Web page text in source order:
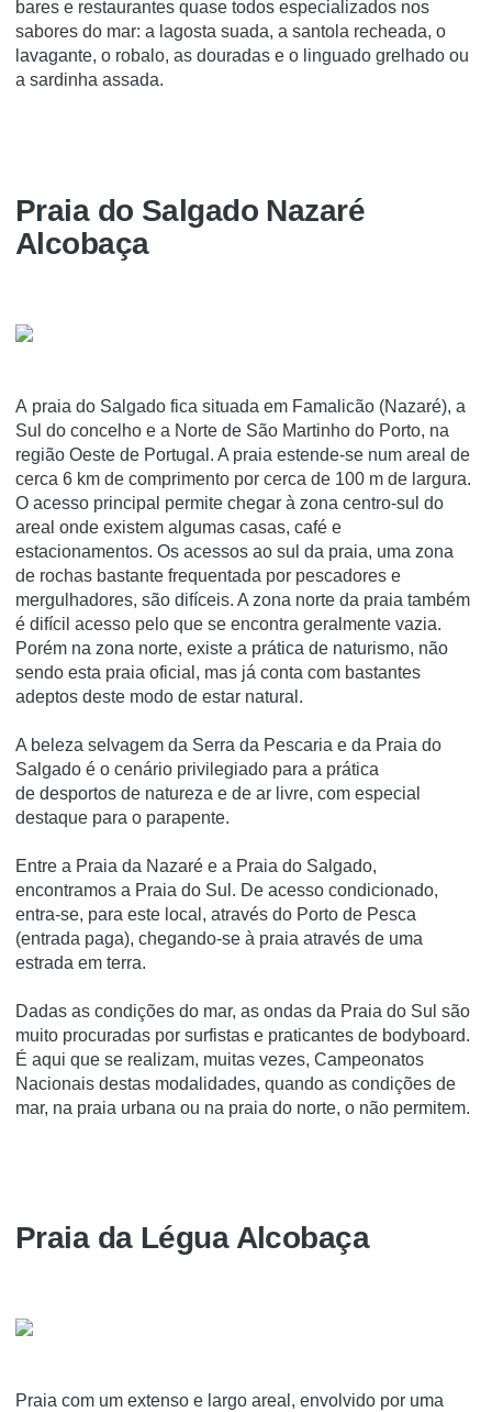
bares e restaurantes quase todos especializados nos
sabores do mar: a lagosta suada, a santola recheada, o
lavagante, o robalo, as douradas e o linguado grelhado ou
a sardinha assada.
Praia do Salgado Nazaré
Alcobaça
A praia do Salgado fica situada em Famalicão (Nazaré), a
Sul do concelho e a Norte de São Martinho do Porto, na
região Oeste de Portugal. A praia estende-se num areal de
cerca 6 km de comprimento por cerca de 100 m de largura.
O acesso principal permite chegar à zona centro-sul do
areal onde existem algumas casas, café e
estacionamentos. Os acessos ao sul da praia, uma zona
de rochas bastante frequentada por pescadores e
mergulhadores, são difíceis. A zona norte da praia também
é difícil acesso pelo que se encontra geralmente vazia.
Porém na zona norte, existe a prática de naturismo, não
sendo esta praia oficial, mas já conta com bastantes
adeptos deste modo de estar natural.
A beleza selvagem da Serra da Pescaria e da Praia do
Salgado é o cenário privilegiado para a prática
de desportos de natureza e de ar livre, com especial
destaque para o parapente.
Entre a Praia da Nazaré e a Praia do Salgado,
encontramos a Praia do Sul. De acesso condicionado,
entra-se, para este local, através do Porto de Pesca
(entrada paga), chegando-se à praia através de uma
estrada em terra.
Dadas as condições do mar, as ondas da Praia do Sul são
muito procuradas por surfistas e praticantes de bodyboard.
É aqui que se realizam, muitas vezes, Campeonatos
Nacionais destas modalidades, quando as condições de
mar, na praia urbana ou na praia do norte, o não permitem.
Praia da Légua Alcobaça
Praia com um extenso e largo areal, envolvido por uma